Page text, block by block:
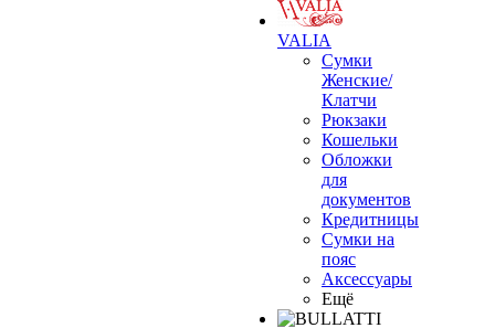
VALIA
Сумки
Женские/
Клатчи
Рюкзаки
Кошельки
Обложки
для
документов
Кредитницы
Сумки на
пояс
Аксессуары
Ещё